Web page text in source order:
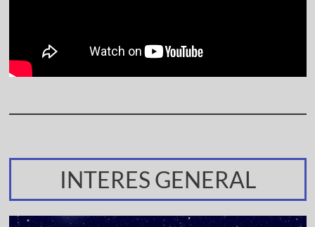
INTERES GENERAL